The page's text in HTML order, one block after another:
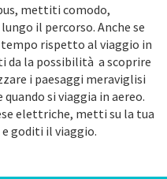
mettiti comodo,
il percorso. Anche se
rispetto al viaggio in
da la possibilità a scoprire
i paesaggi meraviglisi
si viaggia in aereo.
elettriche, metti su la tua
goditi il viaggio.